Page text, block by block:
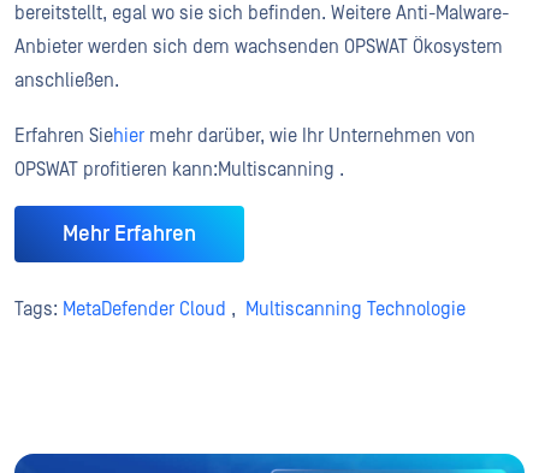
bereitstellt, egal wo sie sich befinden. Weitere Anti-Malware-
Anbieter werden sich dem wachsenden OPSWAT Ökosystem
anschließen.
Erfahren Siehier mehr darüber, wie Ihr Unternehmen von
OPSWAT profitieren kann:Multiscanning .
Mehr Erfahren
Tags: MetaDefender Cloud , Multiscanning Technologie